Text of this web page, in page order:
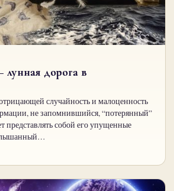
дорога в
случайность и малоценность
не запомнившийся, “потерянный”
представлять собой его упущенные